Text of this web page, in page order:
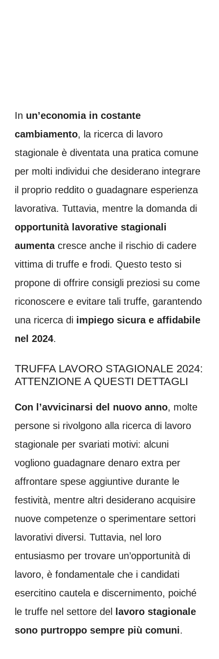
In un’economia in costante
cambiamento, la ricerca di lavoro
stagionale è diventata una pratica comune
per molti individui che desiderano integrare
il proprio reddito o guadagnare esperienza
lavorativa. Tuttavia, mentre la domanda di
opportunità lavorative stagionali
aumentacresce anche il rischio di cadere
vittima di truffe e frodi. Questo testo si
propone di offrire consigli preziosi su come
riconoscere e evitare tali truffe, garantendo
una ricerca di impiego sicura e affidabile
nel 2024.
TRUFFA LAVORO STAGIONALE 2024:
ATTENZIONE A QUESTI DETTAGLI
Con l’avvicinarsi del nuovo anno, molte
persone si rivolgono alla ricerca di lavoro
stagionale per svariati motivi: alcuni
vogliono guadagnare denaro extra per
affrontare spese aggiuntive durante le
festività, mentre altri desiderano acquisire
nuove competenze o sperimentare settori
lavorativi diversi. Tuttavia, nel loro
entusiasmo per trovare un’opportunità di
lavoro, è fondamentale che i candidati
esercitino cautela e discernimento, poiché
le truffe nel settore del lavoro stagionale
sono purtroppo sempre più comuni.